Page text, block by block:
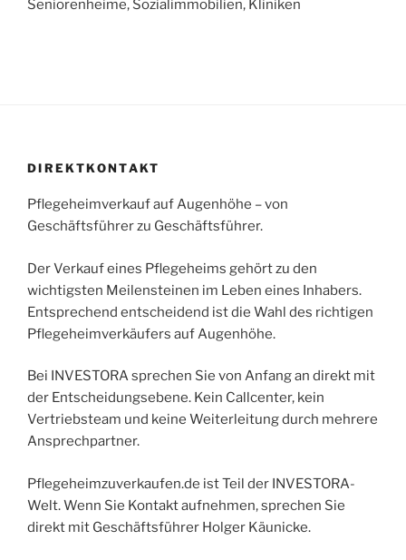
Seniorenheime, Sozialimmobilien, Kliniken
DIREKTKONTAKT
Pflegeheimverkauf auf Augenhöhe – von
Geschäftsführer zu Geschäftsführer.
Der Verkauf eines Pflegeheims gehört zu den
wichtigsten Meilensteinen im Leben eines Inhabers.
Entsprechend entscheidend ist die Wahl des richtigen
Pflegeheimverkäufers auf Augenhöhe.
Bei INVESTORA sprechen Sie von Anfang an direkt mit
der Entscheidungsebene. Kein Callcenter, kein
Vertriebsteam und keine Weiterleitung durch mehrere
Ansprechpartner.
Pflegeheimzuverkaufen.de ist Teil der INVESTORA-
Welt. Wenn Sie Kontakt aufnehmen, sprechen Sie
direkt mit Geschäftsführer Holger Käunicke.